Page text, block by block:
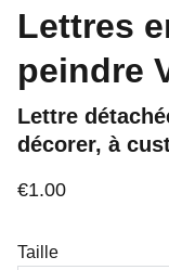
Lettres
peindre
Lettre
décorer, à
€1.00
Taille